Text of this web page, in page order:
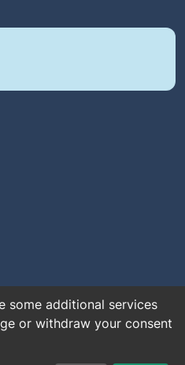
some additional services
or withdraw your consent